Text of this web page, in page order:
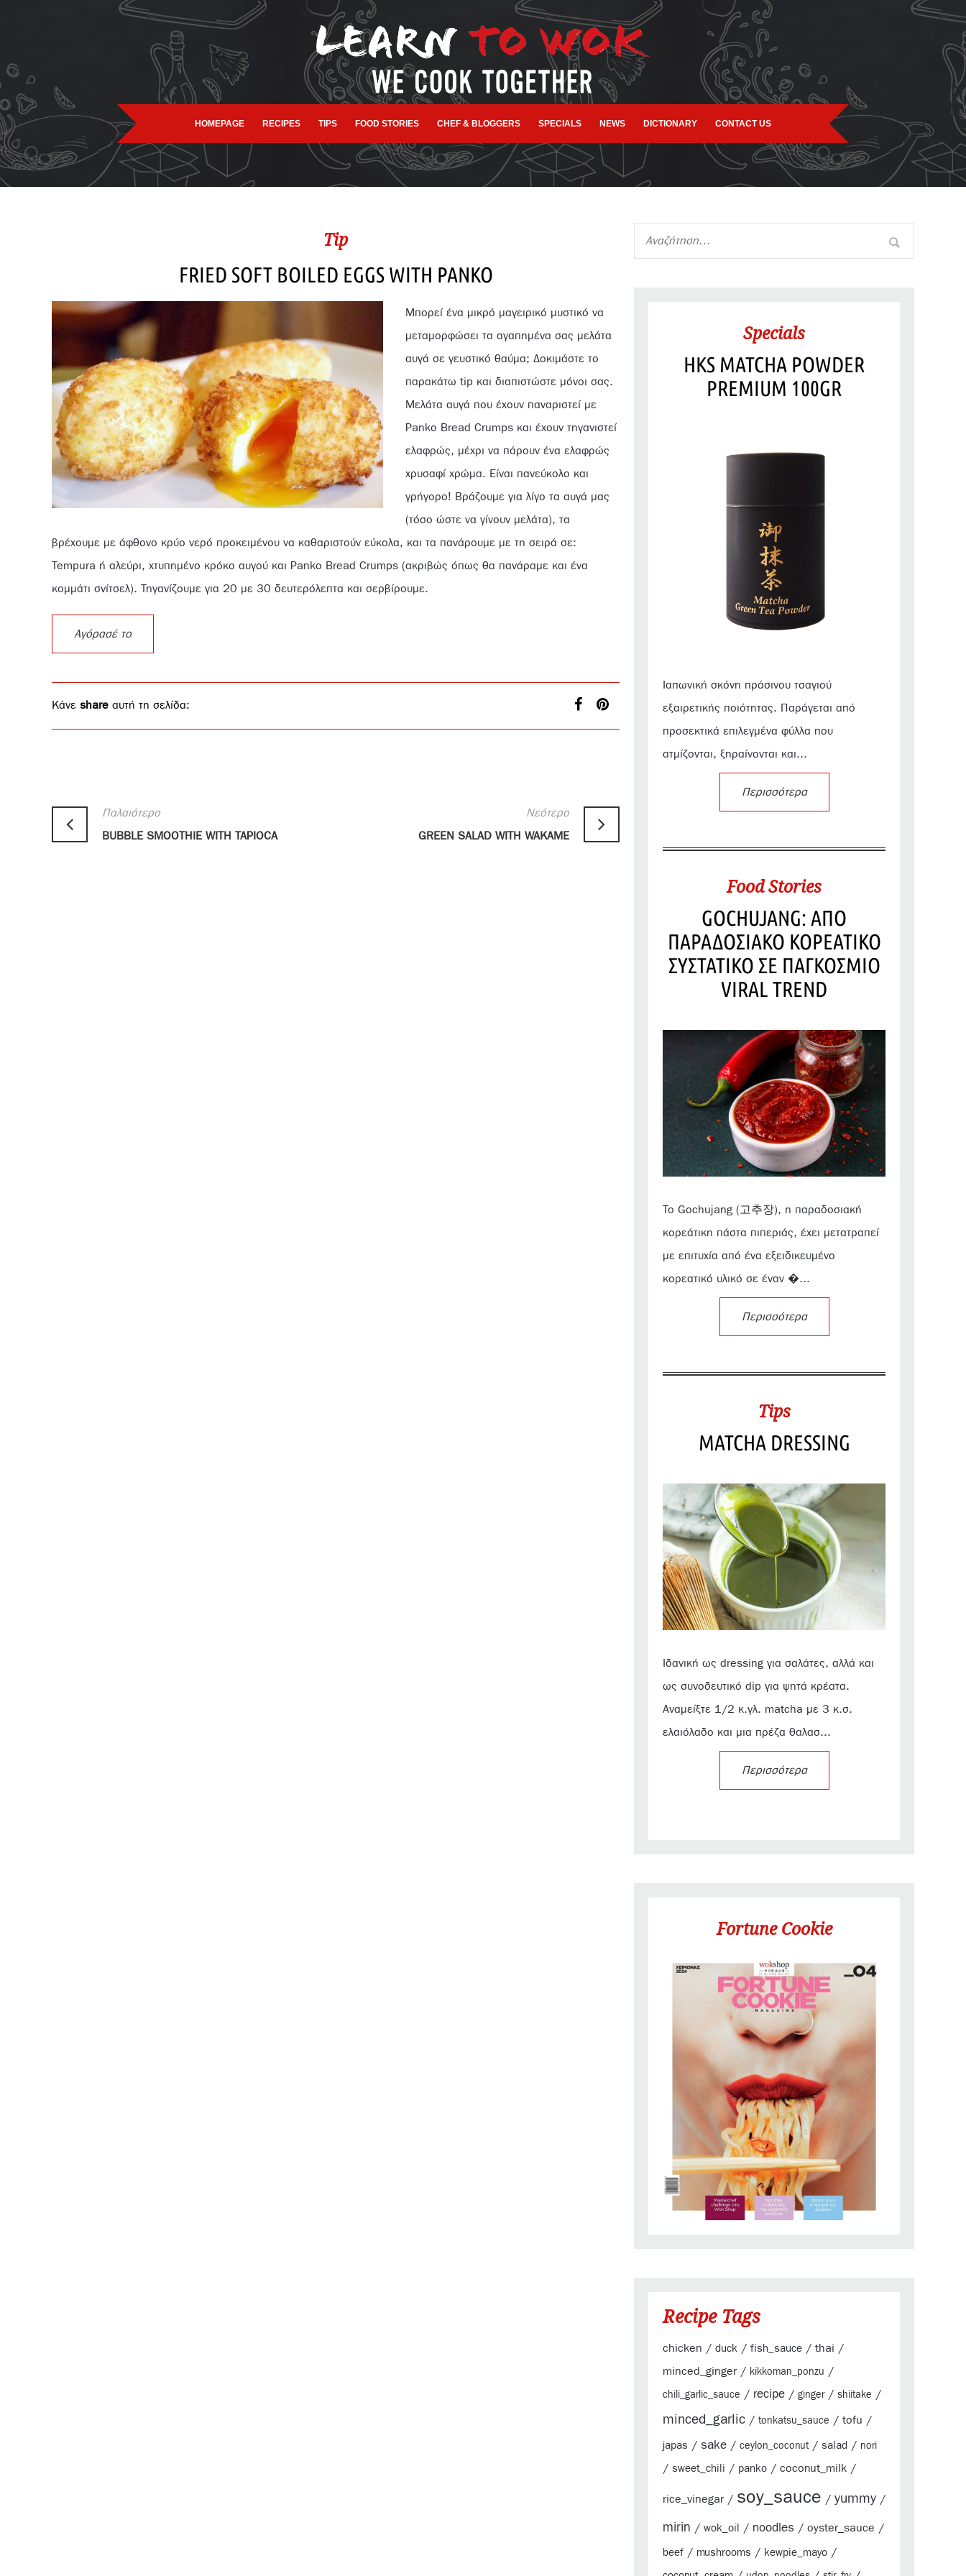
HOMEPAGE RECIPES TIPS FOOD STORIES CHEF & BLOGGERS SPECIALS NEWS DICTIONARY CONTACT US
Tip
FRIED SOFT BOILED EGGS WITH PANKO
Μπορεί ένα μικρό μαγειρικό μυστικό να
μεταμορφώσει τα αγαπημένα σας μελάτα
αυγά σε γευστικό θαύμα; Δοκιμάστε το
παρακάτω tip και διαπιστώστε μόνοι σας.
Μελάτα αυγά που έχουν παναριστεί με
Panko Bread Crumps και έχουν τηγανιστεί
ελαφρώς, μέχρι να πάρουν ένα ελαφρώς
χρυσαφί χρώμα. Είναι πανεύκολο και
γρήγορο! Βράζουμε για λίγο τα αυγά μας
(τόσο ώστε να γίνουν μελάτα), τα
βρέχουμε με άφθονο κρύο νερό προκειμένου να καθαριστούν εύκολα, και τα πανάρουμε με τη σειρά σε:
Tempura ή αλεύρι, χτυπημένο κρόκο αυγού και Panko Bread Crumps (ακριβώς όπως θα πανάραμε και ένα
κομμάτι σνίτσελ). Τηγανίζουμε για 20 με 30 δευτερόλεπτα και σερβίρουμε.
Αγόρασέ το
Κάνε share αυτή τη σελίδα:
Παλαιότερο
BUBBLE SMOOTHIE WITH TAPIOCA
Νεότερο
GREEN SALAD WITH WAKAME
Specials
HKS MATCHA POWDER
PREMIUM 100GR
Ιαπωνική σκόνη πράσινου τσαγιού
εξαιρετικής ποιότητας. Παράγεται από
προσεκτικά επιλεγμένα φύλλα που
ατμίζονται, ξηραίνονται και...
Περισσότερα
Food Stories
GOCHUJANG: ΑΠΟ
ΠΑΡΑΔΟΣΙΑΚΟ ΚΟΡΕΑΤΙΚΟ
ΣΥΣΤΑΤΙΚΟ ΣΕ ΠΑΓΚΟΣΜΙΟ
VIRAL TREND
Το Gochujang (고추장), η παραδοσιακή
κορεάτικη πάστα πιπεριάς, έχει μετατραπεί
με επιτυχία από ένα εξειδικευμένο
κορεατικό υλικό σε έναν �...
Περισσότερα
Tips
MATCHA DRESSING
Ιδανική ως dressing για σαλάτες, αλλά και
ως συνοδευτικό dip για ψητά κρέατα.
Αναμείξτε 1/2 κ.γλ. matcha με 3 κ.σ.
ελαιόλαδο και μια πρέζα θαλασ...
Περισσότερα
Fortune Cookie
Recipe Tags
chicken / duck / fish_sauce / thai /
minced_ginger/ kikkoman_ponzu /
chili_garlic_sauce / recipe / ginger/ shiitake /
minced_garlic / tonkatsu_sauce / tofu /
japas / sake / ceylon_coconut / salad / nori
/ sweet_chili / panko / coconut_milk /
rice_vinegar/ soy_sauce / yummy /
mirin / wok_oil / noodles / oyster_sauce /
beef / mushrooms / kewpie_mayo /